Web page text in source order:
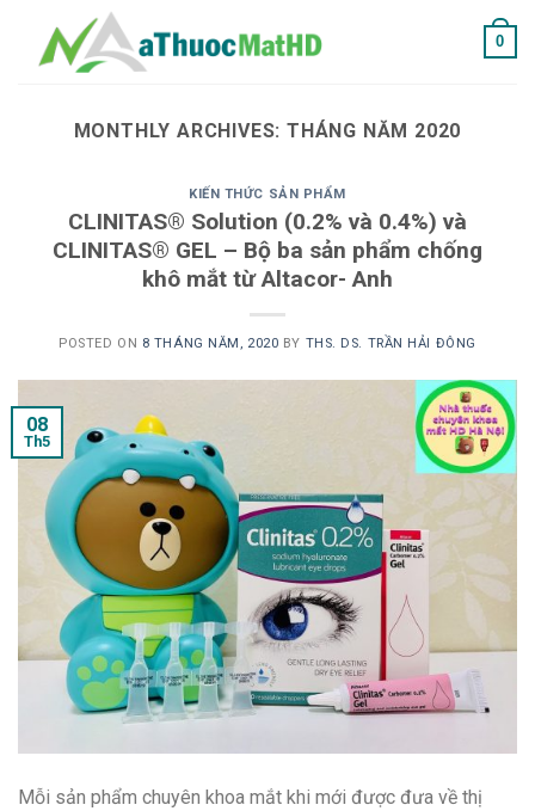
content
0
MONTHLY ARCHIVES:THÁNG NĂM 2020
KIẾN THỨC SẢN PHẨM
CLINITAS® Solution (0.2% và 0.4%) và
CLINITAS® GEL – Bộ ba sản phẩm chống
khô mắt từ Altacor- Anh
POSTED ON 8 THÁNG NĂM, 2020 BY THS. DS. TRẦN HẢI ĐÔNG
08
Th5
Mỗi sản phẩm chuyên khoa mắt khi mới được đưa về thị